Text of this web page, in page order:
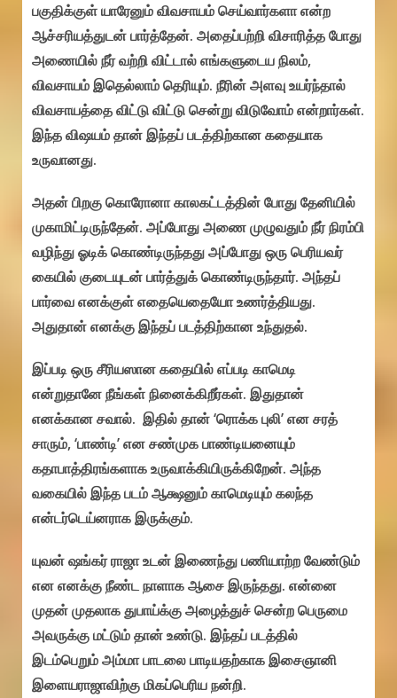
பகுதிக்குள் யாரேனும் விவசாயம் செய்வார்களா என்ற
ஆச்சரியத்துடன் பார்த்தேன். அதைப்பற்றி விசாரித்த போது
அணையில் நீர் வற்றி விட்டால் எங்களுடைய நிலம்,
விவசாயம் இதெல்லாம் தெரியும்.‌ நீரின் அளவு உயர்ந்தால்
விவசாயத்தை விட்டு விட்டு சென்று விடுவோம் என்றார்கள்.
இந்த விஷயம் தான் இந்தப் படத்திற்கான கதையாக
உருவானது.
அதன் பிறகு கொரோனா காலகட்டத்தின் போது தேனியில்
முகாமிட்டிருந்தேன். அப்போது அணை முழுவதும் நீர் நிரம்பி
வழிந்து ஓடிக் கொண்டிருந்தது அப்போது ஒரு பெரியவர்
கையில் குடையுடன் பார்த்துக் கொண்டிருந்தார். அந்தப்
பார்வை எனக்குள் எதையெதையோ உணர்த்தியது.‌
அதுதான் எனக்கு இந்தப் படத்திற்கான உந்துதல்.
இப்படி ஒரு சீரியஸான கதையில் எப்படி காமெடி
என்றுதானே நீங்கள் நினைக்கிறீர்கள். இதுதான்
எனக்கான சவால். இதில் தான் ‘ரொக்க புலி’ என சரத்
சாரும், ‘பாண்டி’ என சண்முக பாண்டியனையும்
கதாபாத்திரங்களாக உருவாக்கியிருக்கிறேன். அந்த
வகையில் இந்த படம் ஆக்ஷனும் காமெடியும் கலந்த
என்டர்டெய்னராக இருக்கும்.
யுவன் ஷங்கர் ராஜா உடன் இணைந்து பணியாற்ற வேண்டும்
என எனக்கு நீண்ட நாளாக ஆசை இருந்தது. என்னை
முதன் முதலாக துபாய்க்கு அழைத்துச் சென்ற பெருமை
அவருக்கு மட்டும் தான் உண்டு. இந்தப் படத்தில்
இடம்பெறும் அம்மா பாடலை பாடியதற்காக இசைஞானி
இளையராஜாவிற்கு மிகப்பெரிய நன்றி.